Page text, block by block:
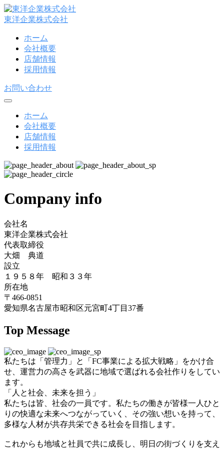
コ
ン
ッ
プ
東洋企業株式会社
ホーム
会社概要
店舗情報
採用情報
お問い合わせ
メ
ホーム
会社概要
店舗情報
採用情報
Company info
会社名
東洋企業株式会社
代表取締役
大畑 典道
設立
１９５８年 昭和３３年
所在地
〒466-0851
愛知県名古屋市昭和区元宮町4丁目37番
Top Message
私たちは「管理力」と「FC事業による拡大戦略」をかけ合
せ、運営力の高さを武器に地域で選ばれる会社作りをしてい
ます。
「人と社会、未来を担う」
私たちは皆、社会の一員です。私たちの働きが皆様一人ひと
りの快適な未来へつながっていく、その強い想いを持って、
多様な人材が共存共栄できる社会を目指します。
これからも地域と社員で共に成長し、明日の街づくりを支え